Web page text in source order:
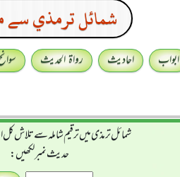
شمائل ترمذي سے
ابواب احادیث رواۃ الحدیث
شمائل ترمذی میں ترقیم شاملہ سے تلاش کل
حدیث نمبر لکھیں: